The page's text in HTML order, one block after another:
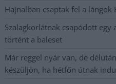
Hajnalban csaptak fel a lángok
Szalagkorlátnak csapódott egy
történt a baleset
Már reggel nyár van, de
készüljön, ha hétfőn útnak